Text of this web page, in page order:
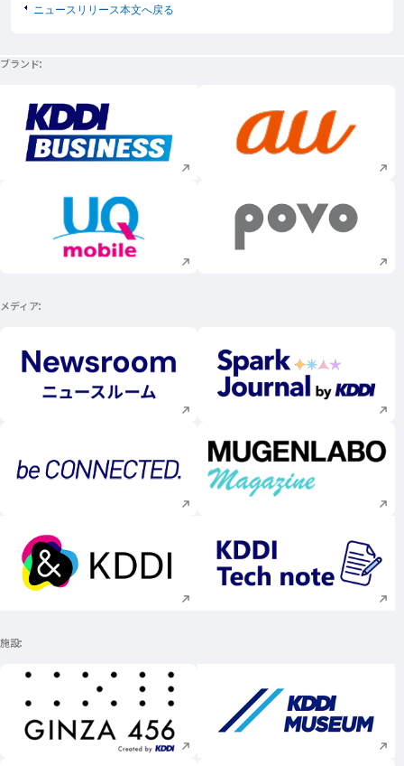
ニュースリリース本文へ戻る
ブランド
新規ウィンドウで開く 新規ウィンドウで
新規ウィンドウで開く 新規ウィンドウで
メディア
新規ウィンドウで開く 新規ウィンドウで
新規ウィンドウで開く 新規ウィンドウで
新規ウィンドウで開く 新規ウィンドウで
施設
新規ウィンドウで開く 新規ウィンドウで